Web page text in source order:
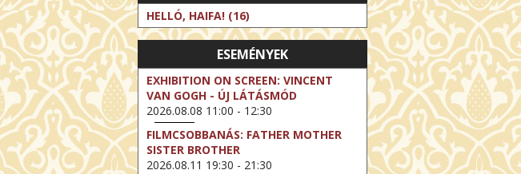
HELLÓ, HAIFA! (16)
ESEMÉNYEK
EXHIBITION ON SCREEN: VINCENT
VAN GOGH - ÚJ LÁTÁSMÓD
2026.08.08 11:00 - 12:30
FILMCSOBBANÁS: FATHER MOTHER
SISTER BROTHER
2026.08.11 19:30 - 21:30